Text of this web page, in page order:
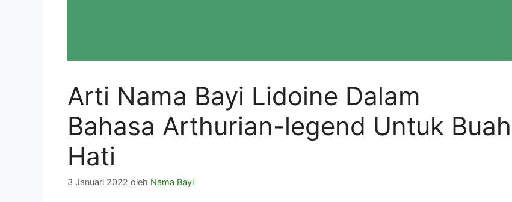
Arti Nama Bayi Lidoine Dalam
Bahasa Arthurian-legend Untuk Buah
Hati
3 Januari 2022 oleh Nama Bayi